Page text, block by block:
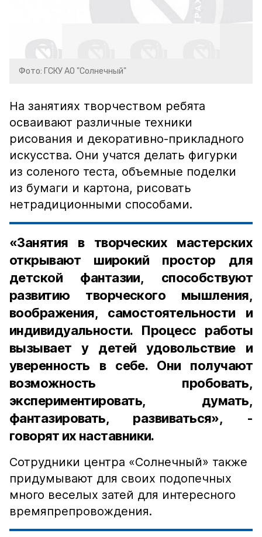
Фото: ГСКУ АО "Солнечный"
На занятиях творчеством ребята
осваивают различные техники
рисования и декоративно-прикладного
искусства. Они учатся делать фигурки
из соленого теста, объемные поделки
из бумаги и картона, рисовать
нетрадиционными способами.
«Занятия в творческих мастерских
открывают широкий простор для
детской фантазии, способствуют
развитию творческого мышления,
воображения, самостоятельности и
индивидуальности. Процесс работы
вызывает у детей удовольствие и
уверенность в себе. Они получают
возможность пробовать,
экспериментировать, думать,
фантазировать, развиваться», -
говорят их наставники.
Сотрудники центра «Солнечный» также
придумывают для своих подопечных
много веселых затей для интересного
времяпрепровождения.